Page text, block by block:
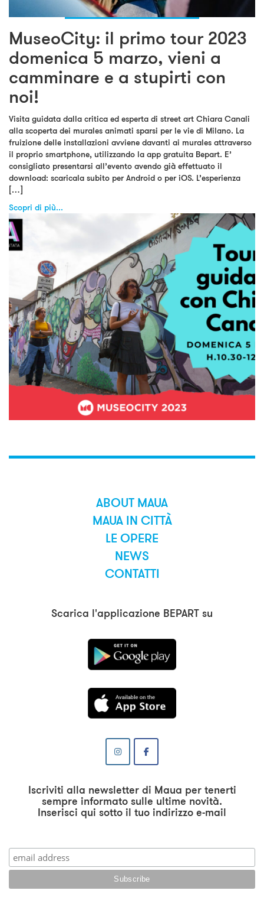
MuseoCity: il primo tour 2023
domenica 5 marzo, vieni a
camminare e a stupirti con
noi!
Visita guidata dalla critica ed esperta di street art Chiara Canali
alla scoperta dei murales animati sparsi per le vie di Milano. La
fruizione delle installazioni avviene davanti ai murales attraverso
il proprio smartphone, utilizzando la app gratuita Bepart. E’
consigliato presentarsi all’evento avendo già effettuato il
download: scaricala subito per Android o per iOS. L’esperienza
[…]
Scopri di più...
ABOUT MAUA
MAUA IN CITTÀ
LE OPERE
NEWS
CONTATTI
Scarica l'applicazione BEPART su
Iscriviti alla newsletter di Maua per tenerti
sempre informato sulle ultime novità.
Inserisci qui sotto il tuo indirizzo e-mail